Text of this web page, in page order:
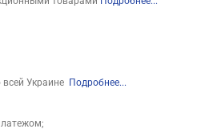
Украине Подробнее...